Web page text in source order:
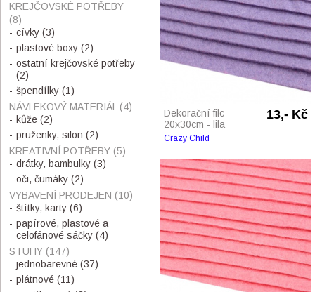
Dekorační filc
20x30cm - lila
13,- Kč
Crazy Child
KREJČOVSKÉ POTŘEBY
(8)
cívky (3)
plastové boxy (2)
ostatní krejčovské potřeby
(2)
špendílky (1)
NÁVLEKOVÝ MATERIÁL (4)
kůže (2)
pruženky, silon (2)
KREATIVNÍ POTŘEBY (5)
drátky, bambulky (3)
oči, čumáky (2)
VYBAVENÍ PRODEJEN (10)
štítky, karty (6)
papírové, plastové a
celofánové sáčky (4)
STUHY (147)
jednobarevné (37)
plátnové (11)